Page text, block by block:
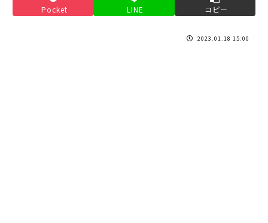
Pocket LINE コピー
2023.01.18 15:00